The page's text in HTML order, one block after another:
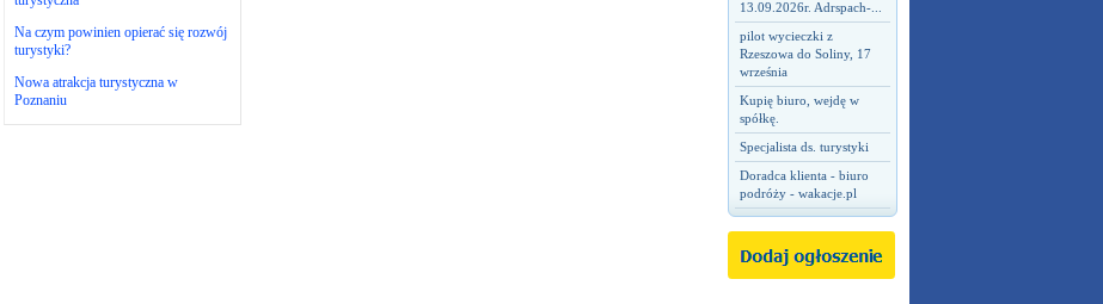
13.09.2026r. Adrspach-...
pilot wycieczki z
Rzeszowa do Soliny, 17
września
Kupię biuro, wejdę w
spółkę.
Specjalista ds. turystyki
Doradca klienta - biuro
podróży - wakacje.pl
Na czym powinien opierać się rozwój
turystyki?
Nowa atrakcja turystyczna w
Poznaniu